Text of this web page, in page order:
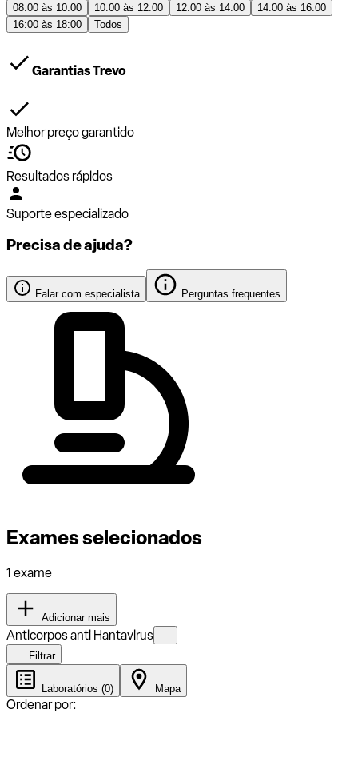
08:00 às 10:00 10:00 às 12:00 12:00 às 14:00
14:00 às 16:00
16:00 às 18:00
Todos
Garantias Trevo
Melhor preço garantido
Resultados rápidos
Suporte especializado
Precisa de ajuda?
Falar com especialista Perguntas frequentes
Exames selecionados
1 exame
Adicionar mais
Anticorpos anti Hantavirus
Filtrar
Laboratórios (0) Mapa
Ordenar por: